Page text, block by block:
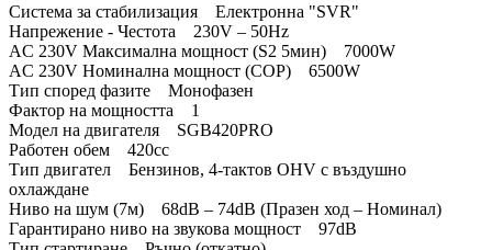
Система за стабилизация Електронна "SVR"
Напрежение - Честота 230V – 50Hz
AC 230V Максимална мощност (S2 5мин) 7000W
AC 230V Номинална мощност (COP) 6500W
Тип според фазите Монофазен
Фактор на мощността 1
Модел на двигателя SGB420PRO
Работен обем 420cc
Тип двигател Бензинов, 4-тактов OHV с въздушно
охлаждане
Ниво на шум (7м) 68dB – 74dB (Празен ход – Номинал)
Гарантирано ниво на звукова мощност 97dB